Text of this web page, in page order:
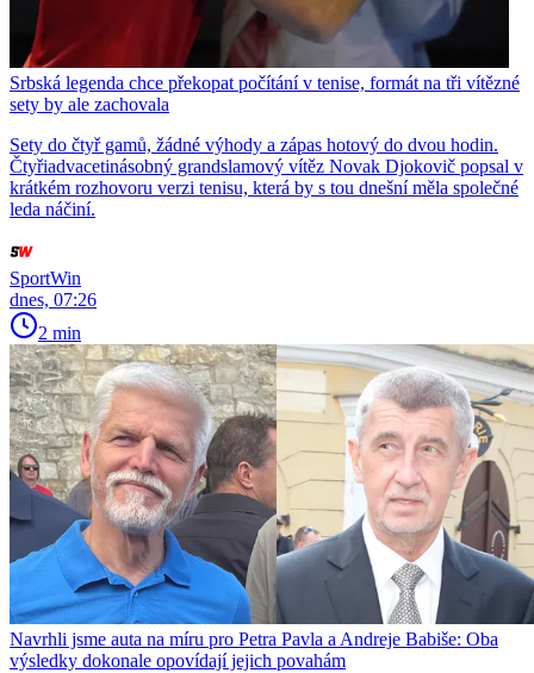
Srbská legenda chce překopat počítání v tenise, formát na tři vítězné
sety by ale zachovala
Sety do čtyř gamů, žádné výhody a zápas hotový do dvou hodin.
Čtyřiadvacetinásobný grandslamový vítěz Novak Djokovič popsal v
krátkém rozhovoru verzi tenisu, která by s tou dnešní měla společné
leda náčiní.
SportWin
dnes, 07:26
2 min
Navrhli jsme auta na míru pro Petra Pavla a Andreje Babiše: Oba
výsledky dokonale opovídají jejich povahám